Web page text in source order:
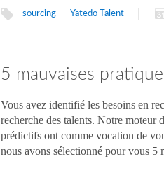
sourcing Yatedo Talent
5 mauvaises
Vous avez identifié les besoins en
recherche des talents. Notre moteur
prédictifs ont comme vocation de
nous avons sélectionné pour vous